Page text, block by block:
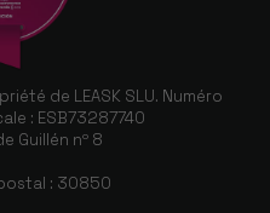
de LEASK SLU. Numéro
: ESB73287740
Guillén nº 8
: 30850